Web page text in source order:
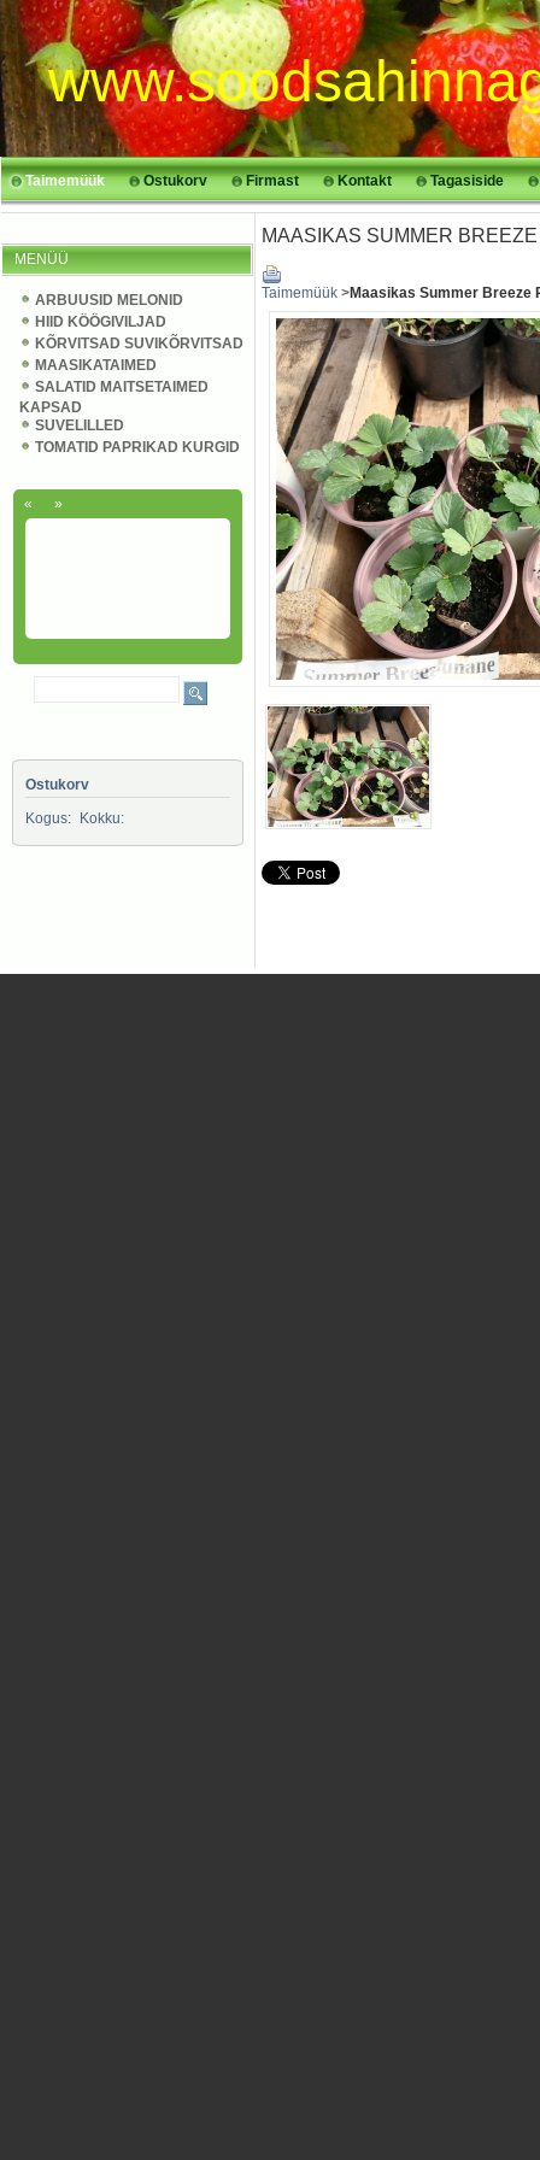
Taimemüük Ostukorv Firmast Kontakt Tagasiside
MENÜÜ
ARBUUSID MELONID
HIID KÖÖGIVILJAD
KÕRVITSAD SUVIKÕRVITSAD
MAASIKATAIMED
SALATID MAITSETAIMED
KAPSAD
SUVELILLED
TOMATID PAPRIKAD KURGID
« »
Ostukorv
Kogus:
Kokku:
MAASIKAS SUMMER
Taimemüük >Maasikas Summer Breeze